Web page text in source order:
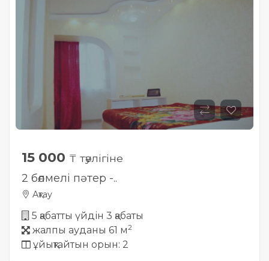
15 000 ₸ тәулігіне
2 бөлмелі пәтер -..
Ақтау
5 қабатты үйдін 3 қабаты
жалпы ауданы 61 м2
ұйықтайтын орын: 2